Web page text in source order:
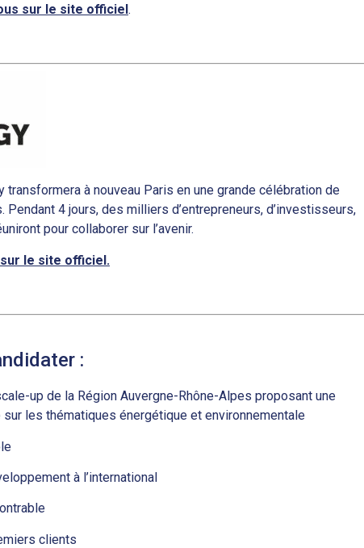
sur le site officiel.
transformera à nouveau Paris en une grande célébration de
Pendant 4 jours, des milliers d’entrepreneurs, d’investisseurs,
pour collaborer sur l’avenir.
le site officiel.
:
up de la Région Auvergne-Rhône-Alpes proposant une
les thématiques énergétique et environnementale
à l’international
clients